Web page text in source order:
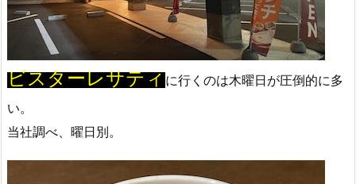
ビスターレサティに行くのは木曜日が圧倒的に多
い。
当社調べ、曜日別。